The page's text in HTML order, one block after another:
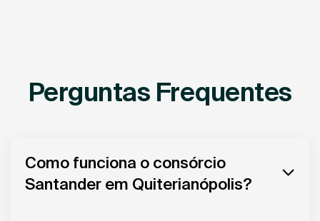
Perguntas Frequentes
Como funciona o consórcio
Santander em Quiterianópolis?